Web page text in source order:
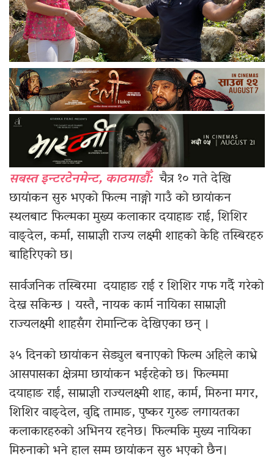
सबस्त इन्टरटेनमेन्ट, काठमाडौँ: चैत्र १० गते देखि
छायांकन सुरु भएको फिल्म नाङ्गो गाउँ को छायांकन
स्थलबाट फिल्मका मुख्य कलाकार दयाहाङ राई, शिशिर
वाङ्देल, कर्मा, साम्राज्ञी राज्य लक्ष्मी शाहको केहि तस्बिरहरु
बाहिरिएको छ।
सार्वजनिक तस्बिरमा दयाहाङ राई र शिशिर गफ गर्दै गरेको
देख्न सकिन्छ । यस्तै, नायक कार्म नायिका साम्राज्ञी
राज्यलक्ष्मी शाहसँग रोमान्टिक देखिएका छन् ।
३५ दिनको छायांकन सेड्युल बनाएको फिल्म अहिले काभ्रे
आसपासका क्षेत्रमा छायांकन भईरहेको छ। फिल्ममा
दयाहाङ राई, साम्राज्ञी राज्यलक्ष्मी शाह, कार्म, मिरुना मगर,
शिशिर वाङ्देल, वुद्दि तामाङ, पुष्कर गुरुङ लगायतका
कलाकारहरुको अभिनय रहनेछ। फिल्मकि मुख्य नायिका
मिरुनाको भने हाल सम्म छायांकन सुरु भएको छैन।